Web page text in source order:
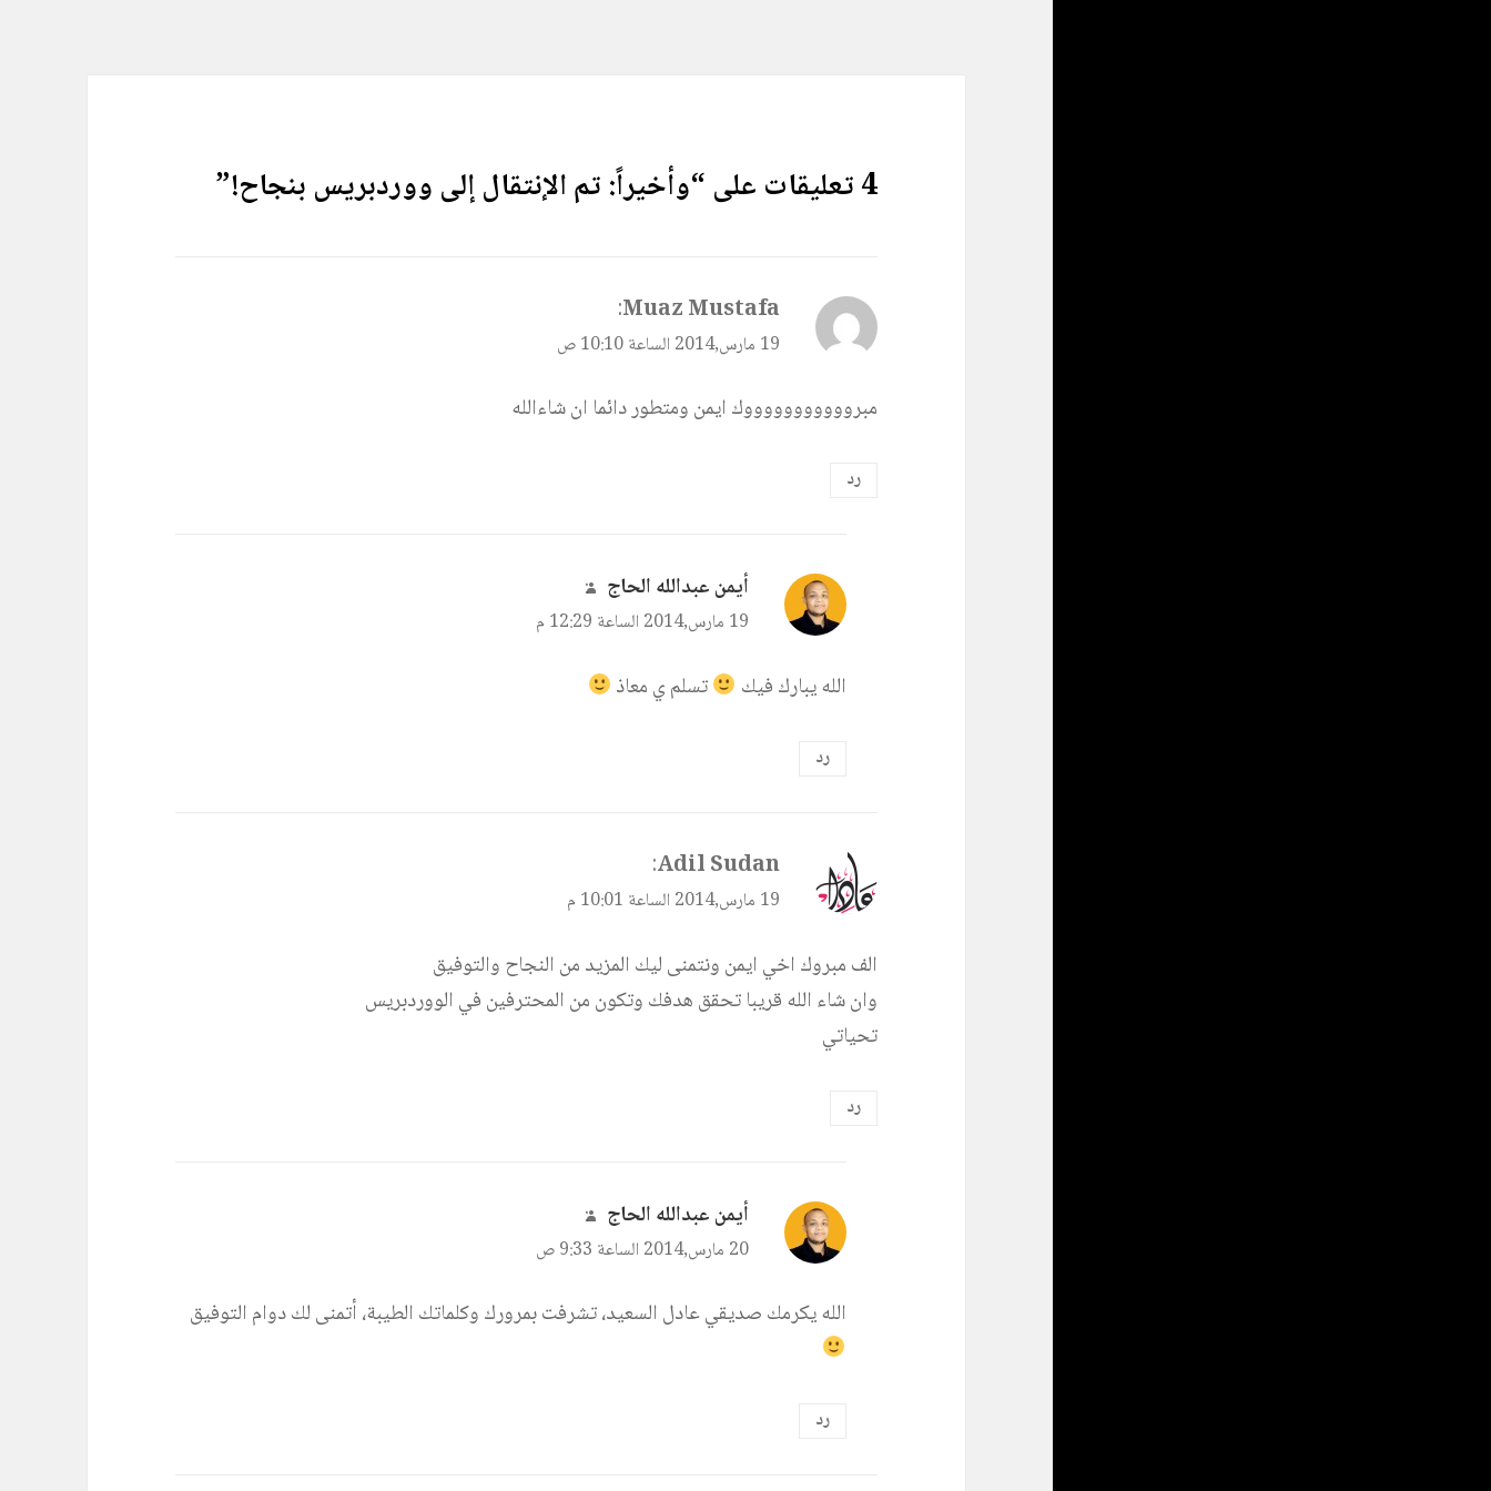
4 تعليقات على “وأخيراً: تم الإنتقال إلى ووردبريس بنجاح!”
يقول
Muaz Mustafa
:
19 مارس,2014 الساعة 10:10 ص
مبروووووووووووك ايمن ومتطور دائما ان شاءالله
رد
يقول
أيمن عبدالله الحاج :
19 مارس,2014 الساعة 12:29 م
الله يبارك فيك تسلم ي معاذ
رد
يقول
Adil Sudan
:
19 مارس,2014 الساعة 10:01 م
الف مبروك اخي ايمن ونتمنى ليك المزيد من النجاح والتوفيق
وان شاء الله قريبا تحقق هدفك وتكون من المحترفين في الووردبريس
تحياتي
رد
يقول
أيمن عبدالله الحاج :
20 مارس,2014 الساعة 9:33 ص
الله يكرمك صديقي عادل السعيد، تشرفت بمرورك وكلماتك الطيبة، أتمنى لك دوام التوفيق
رد